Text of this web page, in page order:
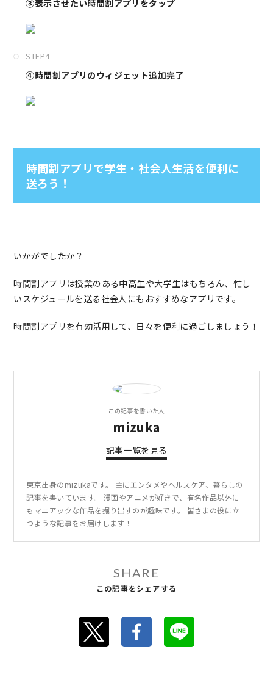
③表示させたい時間割アプリをタップ
STEP4
④時間割アプリのウィジェット追加完了
時間割アプリで学生・社会人生活を便利に
送ろう！
いかがでしたか？
時間割アプリは授業のある中高生や大学生はもちろん、忙し
いスケジュールを送る社会人にもおすすめなアプリです。
時間割アプリを有効活用して、日々を便利に過ごしましょう！
この記事を書いた人
mizuka
記事一覧を見る
東京出身のmizukaです。 主にエンタメやヘルスケア、暮らしの
記事を書いています。 漫画やアニメが好きで、有名作品以外に
もマニアックな作品を掘り出すのが趣味です。 皆さまの役に立
つような記事をお届けします！
SHARE
この記事をシェアする